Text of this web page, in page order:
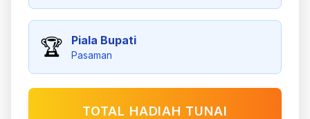
🏆 Piala Bupati
Pasaman
TOTAL HADIAH TUNAI